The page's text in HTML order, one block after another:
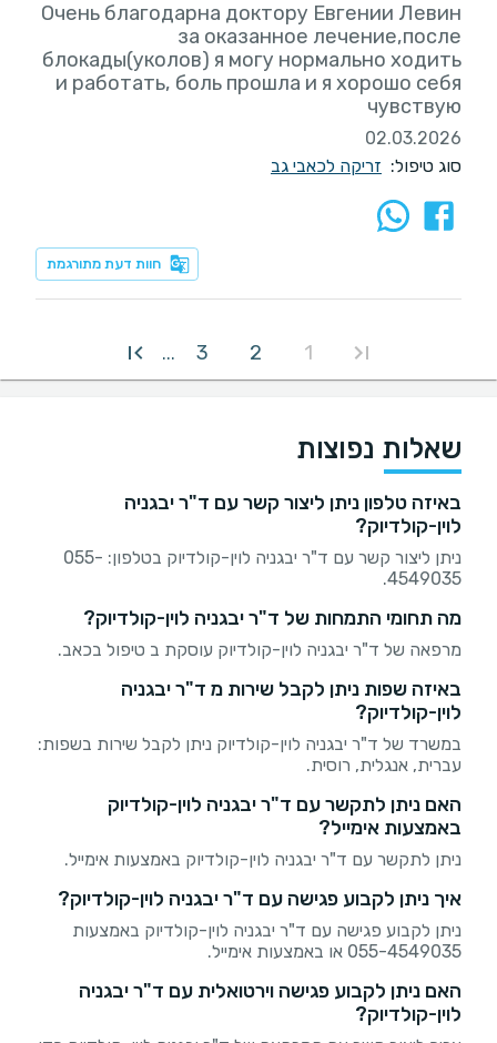
Очень благодарна доктору Евгении Левин
за оказанное лечение,после
блокады(уколов) я могу нормально ходить
и работать, боль прошла и я хорошо себя
чувствую
02.03.2026
סוג טיפול: זריקה לכאבי גב
חוות דעת מתורגמת
1
2
3
...
שאלות נפוצות
באיזה טלפון ניתן ליצור קשר עם ד"ר יבגניה
לוין-קולדיוק?
ניתן ליצור קשר עם ד"ר יבגניה לוין-קולדיוק בטלפון: 055-
4549035.
מה תחומי התמחות של ד"ר יבגניה לוין-קולדיוק?
מרפאה של ד"ר יבגניה לוין-קולדיוק עוסקת ב טיפול בכאב.
באיזה שפות ניתן לקבל שירות מ ד"ר יבגניה
לוין-קולדיוק?
במשרד של ד"ר יבגניה לוין-קולדיוק ניתן לקבל שירות בשפות:
עברית, אנגלית, רוסית.
האם ניתן לתקשר עם ד"ר יבגניה לוין-קולדיוק
באמצעות אימייל?
ניתן לתקשר עם ד"ר יבגניה לוין-קולדיוק באמצעות אימייל.
איך ניתן לקבוע פגישה עם ד"ר יבגניה לוין-קולדיוק?
ניתן לקבוע פגישה עם ד"ר יבגניה לוין-קולדיוק באמצעות
055-4549035 או באמצעות אימייל.
האם ניתן לקבוע פגישה וירטואלית עם ד"ר יבגניה
לוין-קולדיוק?